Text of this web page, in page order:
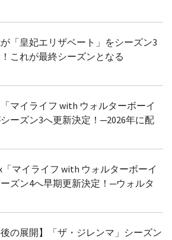
「皇妃エリザベート」をシーズン3
これが最終シーズンとなる
マイライフ with ウォルターボーイ
ーズン3へ更新決定！─2026年に配
マイライフ with ウォルターボーイ
ズン4へ早期更新決定！─ウォルタ
後の展開】「ザ・ジレンマ」シーズン